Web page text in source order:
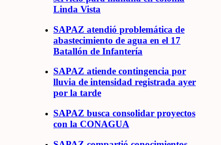
Linda Vista
SAPAZ atendió problemática de
abastecimiento de agua en el 17
Batallón de Infantería
SAPAZ atiende contingencia por
lluvia de intensidad registrada ayer
por la tarde
SAPAZ busca consolidar proyectos
con la CONAGUA